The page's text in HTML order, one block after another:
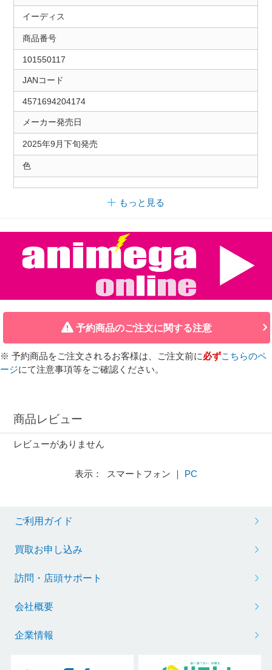
イーディス
商品番号
101550117
JANコード
4571694204174
メーカー発売日
2025年9月下旬発売
色
もっと見る
予約商品のご注文に関する注意
※ 予約商品をご注文されるお客様は、ご注文前に必ずこちらのペ
ージにて注意事項等をご確認ください。
商品レビュー
レビューがありません
表示： スマートフォン ｜ PC
ご利用ガイド
買取お申し込み
訪問・店頭サポート
会社概要
企業情報